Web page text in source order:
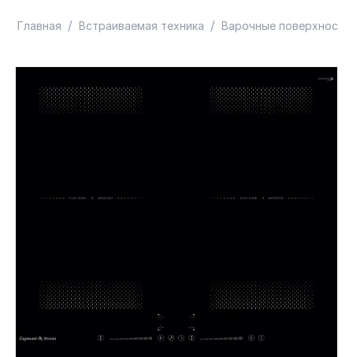
Главная / Встраиваемая техника / Варочные поверхности